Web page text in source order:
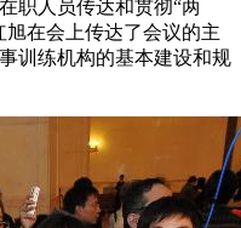
职人员传达和贯彻“两
在会上传达了会议的主
训练机构的基本建设和规